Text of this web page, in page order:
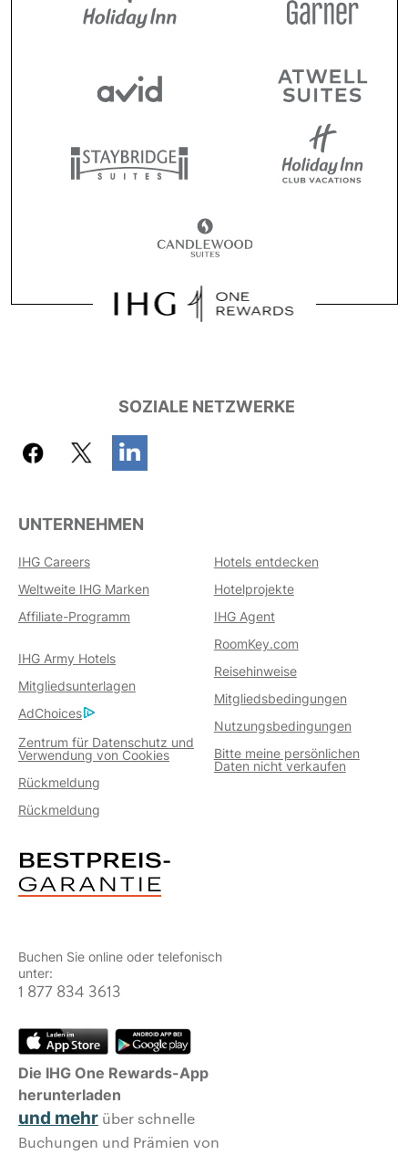
SOZIALE NETZWERKE
UNTERNEHMEN
IHG Careers
Hotels entdecken
Weltweite IHG Marken
Hotelprojekte
Affiliate-Programm
IHG Agent
RoomKey.com
IHG Army Hotels
Reisehinweise
Mitgliedsunterlagen
Mitgliedsbedingungen
AdChoices
Nutzungsbedingungen
Zentrum für Datenschutz und
Verwendung von Cookies
Bitte meine persönlichen
Daten nicht verkaufen
Rückmeldung
Rückmeldung
Buchen Sie online oder telefonisch
unter:
1 877 834 3613
Die IHG One Rewards-App
herunterladen
und mehr über schnelle
Buchungen und Prämien von